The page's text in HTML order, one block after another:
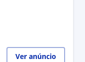
Ver anúncio